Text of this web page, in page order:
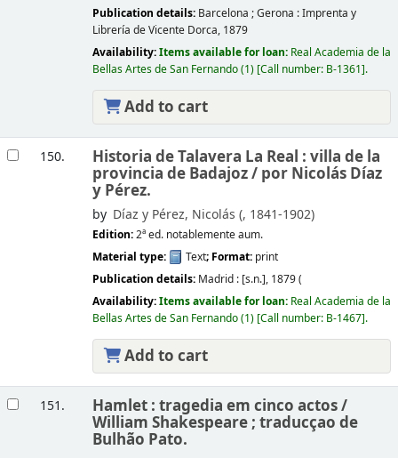
Publication details: Barcelona ; Gerona :Imprenta y
Librería de Vicente Dorca, 1879
Availability:Items available for loan: Real Academia de la
Bellas Artes de San Fernando(1) Call number: B-1361 .
Add to cart
150. Historia de Talavera La Real : villa de la
provincia de Badajoz / por Nicolás Díaz
y Pérez.
by Díaz y Pérez, Nicolás (, 1841-1902)
Edition:2ª ed. notablemente aum.
Material type:
Text; Format: print
Publication details: Madrid : [s.n.], 1879 (
Availability:Items available for loan: Real Academia de la
Bellas Artes de San Fernando(1) Call number: B-1467 .
Add to cart
151. Hamlet : tragedia em cinco actos /
William Shakespeare ; traducçao de
Bulhão Pato.